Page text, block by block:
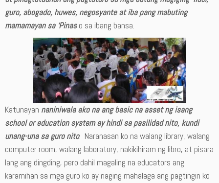
guro, abogado, huwes, negosyante at iba pang mabuting
mamamayan sa ‘Pinaso sa ibang bansa.
Katunayan naniniwala ako na ang basic na asset ng isang
school or education system ay hindi sa pasilidad nito, kundi
unang-una sa guro nito. Naranasan ko na walang library, walang
computer room, walang laboratory, nakikihiram ng libro, at pisara
lang ang dingding, pero dahil magaling na educators ang
karamihan sa mga guro ko ay naging mahalaga ang pagtingin ko